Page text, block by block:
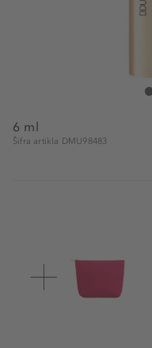
6 ml
Šifra artikla DMU98483